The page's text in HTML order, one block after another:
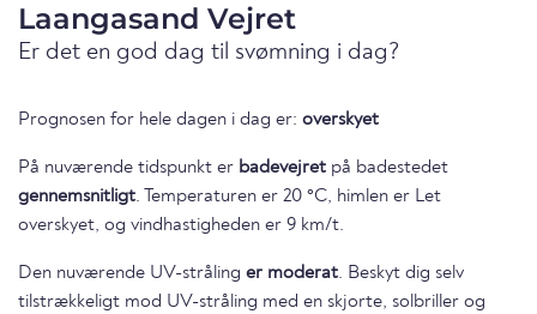
Laangasand Vejret
Er det en god dag til svømning i dag?
Prognosen for hele dagen i dag er: overskyet
På nuværende tidspunkt er badevejret på badestedet
gennemsnitligt. Temperaturen er 20 °C, himlen er Let
overskyet, og vindhastigheden er 9 km/t.
Den nuværende UV-stråling er moderat. Beskyt dig selv
tilstrækkeligt mod UV-stråling med en skjorte, solbriller og